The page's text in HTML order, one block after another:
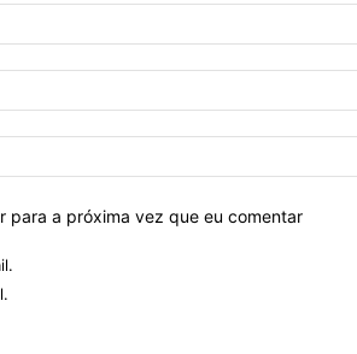
para a próxima vez que eu comentar